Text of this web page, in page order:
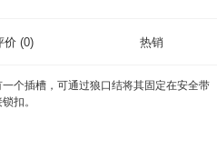
价 (0) 热销
个插槽，可通过狼口结将其固定在安全带
扣。